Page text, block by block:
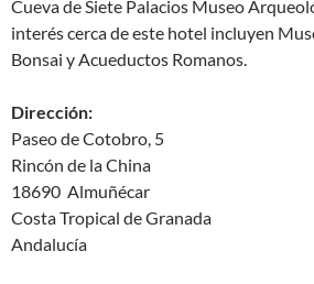
Cueva de Siete Palacios Museo
interés cerca de este hotel incluyen
Bonsai y Acueductos Romanos.
Dirección:
Paseo de Cotobro, 5
Rincón de la China
18690 Almuñécar
Costa Tropical de Granada
Andalucía